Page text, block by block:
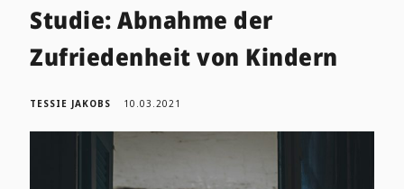
Studie: Abnahme der
Zufriedenheit von Kindern
TESSIE JAKOBS 10.03.2021